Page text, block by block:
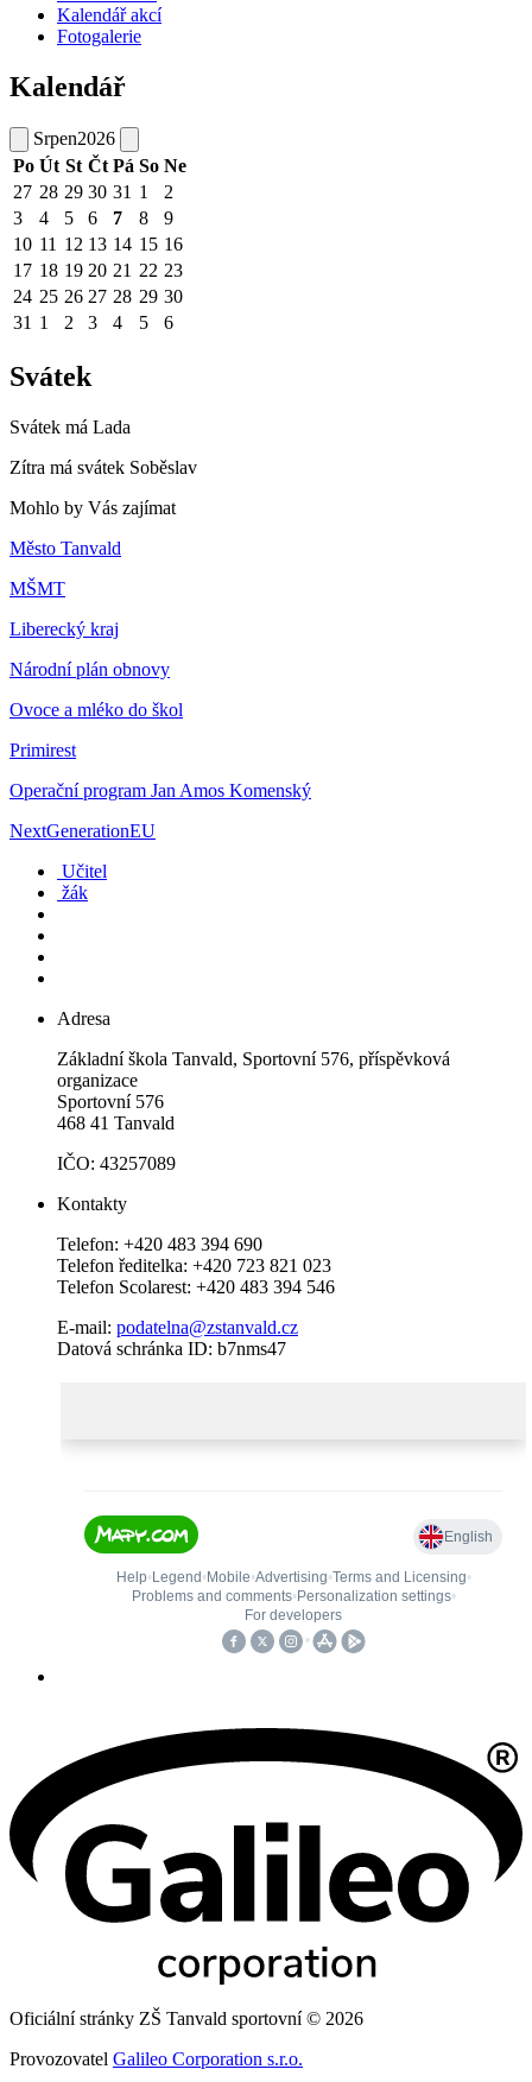
Kalendář akcí
Fotogalerie
Kalendář
Srpen2026
Po Út St Čt Pá So Ne
27 28 29 30 31 1
2
3
4 5 6 7 8
9
10 11 12 13 14 15 16
17 18 19 20 21 22 23
24 25 26 27 28 29 30
31 1 2 3 4 5 6
Svátek
Svátek má Lada
Zítra má svátek Soběslav
Mohlo by Vás zajímat
Město Tanvald
MŠMT
Liberecký kraj
Národní plán obnovy
Ovoce a mléko do škol
Primirest
Operační program Jan Amos Komenský
NextGenerationEU
Učitel
žák
Adresa
Základní škola Tanvald, Sportovní 576, příspěvková
organizace
Sportovní 576
468 41 Tanvald
IČO: 43257089
Kontakty
Telefon: +420 483 394 690
Telefon ředitelka: +420 723 821 023
Telefon Scolarest: +420 483 394 546
E-mail: podatelna@zstanvald.cz
Datová schránka ID: b7nms47
Oficiální stránky ZŠ Tanvald sportovní © 2026
Provozovatel Galileo Corporation s.r.o.